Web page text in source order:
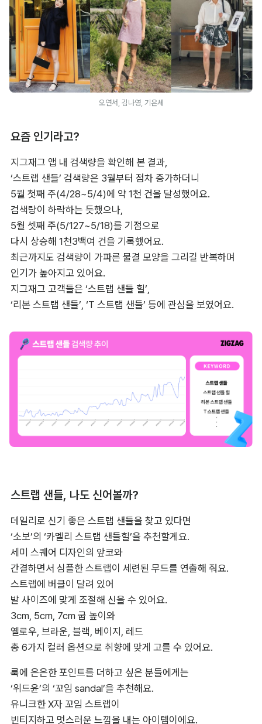
오연서, 김나영, 기은세
요즘 인기라고?
지그재그 앱 내 검색량을 확인해 본 결과,
‘스트랩 샌들’ 검색량은 3월부터 점차 증가하더니
5월 첫째 주(4/28~5/4)에 약 1천 건을 달성했어요.
검색량이 하락하는 듯했으나,
5월 셋째 주(5/127~5/18)를 기점으로
다시 상승해 1천3백여 건을 기록했어요.
최근까지도 검색량이 가파른 물결 모양을 그리길 반복하며
인기가 높아지고 있어요.
지그재그 고객들은 ‘스트랩 샌들 힐’,
‘리본 스트랩 샌들’, ‘T 스트랩 샌들’ 등에 관심을 보였어요.
스트랩 샌들, 나도 신어볼까?
데일리로 신기 좋은 스트랩 샌들을 찾고 있다면
‘소보’의 ‘카멜리 스트랩 샌들힐’을 추천할게요.
세미 스퀘어 디자인의 앞코와
간결하면서 심플한 스트랩이 세련된 무드를 연출해 줘요.
스트랩에 버클이 달려 있어
발 사이즈에 맞게 조절해 신을 수 있어요.
3cm, 5cm, 7cm 굽 높이와
옐로우, 브라운, 블랙, 베이지, 레드
총 6가지 컬러 옵션으로 취향에 맞게 고를 수 있어요.
룩에 은은한 포인트를 더하고 싶은 분들에게는
‘위드윤’의 ‘꼬임 sandal’을 추천해요.
유니크한 X자 꼬임 스트랩이
빈티지하고 멋스러운 느낌을 내는 아이템이에요.